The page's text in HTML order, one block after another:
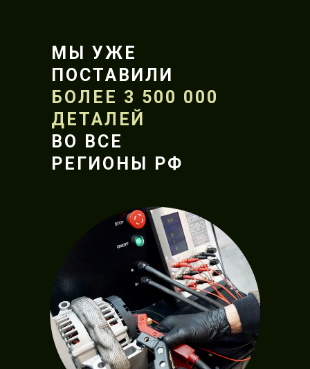
МЫ УЖЕ
ПОСТАВИЛИ
БОЛЕЕ 3 500 000
ДЕТАЛЕЙ
ВО ВСЕ
РЕГИОНЫ РФ